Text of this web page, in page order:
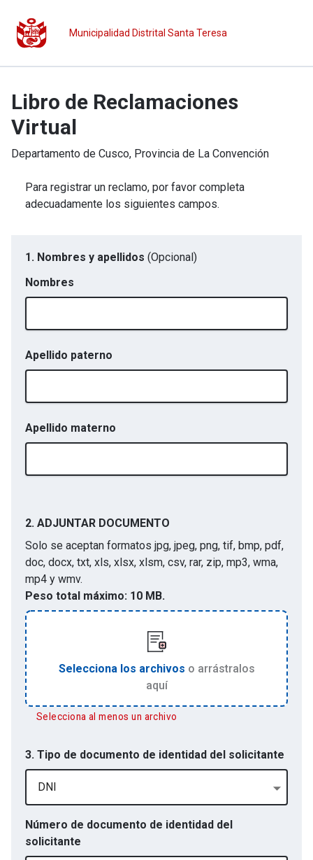
Municipalidad Distrital Santa Teresa
Libro de Reclamaciones
Virtual
Departamento de Cusco, Provincia de La Convención
Para registrar un reclamo, por favor completa
adecuadamente los siguientes campos.
1. Nombres y apellidos (Opcional)
Nombres
Apellido paterno
Apellido materno
2. ADJUNTAR DOCUMENTO
Solo se aceptan formatos jpg, jpeg, png, tif, bmp, pdf,
doc, docx, txt, xls, xlsx, xlsm, csv, rar, zip, mp3, wma,
mp4 y wmv.
Peso total máximo: 10 MB.
Selecciona los archivos o arrástralos
aquí
Selecciona al menos un archivo
3. Tipo de documento de identidad del solicitante
DNI
Número de documento de identidad del
solicitante